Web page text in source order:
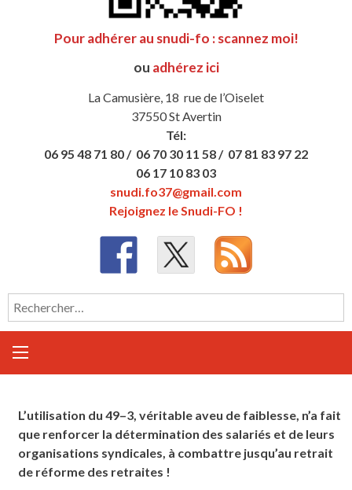
Pour adhérer au snudi-fo : scannez moi!
ou adhérez ici
La Camusière, 18 rue de l’Oiselet
37550 St Avertin
Tél:
06 95 48 71 80 / 06 70 30 11 58 / 07 81 83 97 22
06 17 10 83 03
snudi.fo37@gmail.com
Rejoignez le Snudi-FO !
Rechercher :
L’utilisation du 49–3, véritable aveu de faiblesse, n’a fait
que renforcer la détermination des salariés et de leurs
organisations syndicales, à combattre jusqu’au retrait
de réforme des retraites !